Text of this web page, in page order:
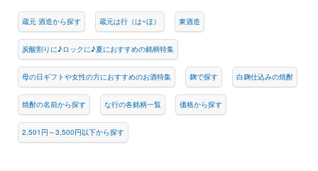
蔵元 酒造から探す 蔵元は行（は~ほ） 東酒造
炭酸割りに♪ロックに♪夏におすすめの銘柄特集
母の日ギフトや女性の方におすすめのお酒特集 麹で探す 白麹仕込みの焼酎
焼酎の名前から探す な行の各銘柄一覧 価格から探す
2,501円～3,500円以下から探す